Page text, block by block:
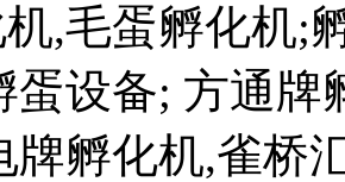
,毛蛋孵化机;
蛋设备; 方通
牌孵化机,雀桥